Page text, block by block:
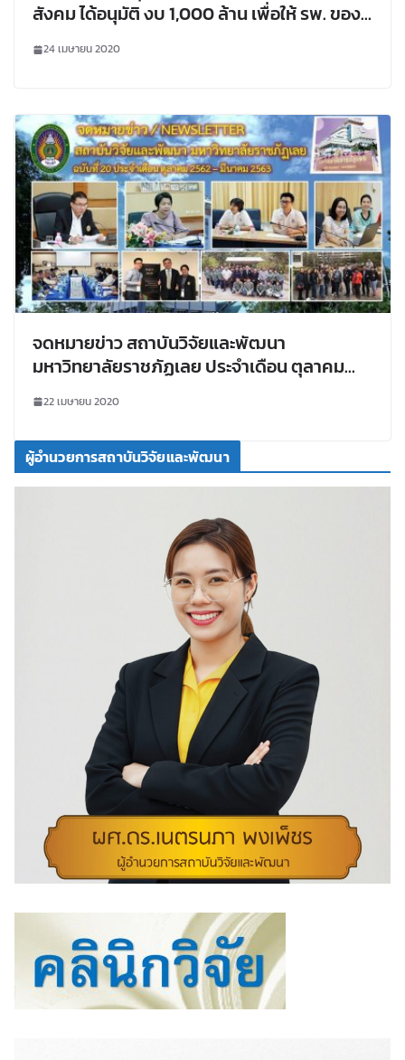
สังคม ได้อนุมัติ งบ 1,000 ล้าน เพื่อให้ รพ. ของ
เกี่ยวข้อง ยื่นขอรับทุนเพื่อใช้ในการแก้ไขปัญหา
24 เมษายน 2020
จดหมายข่าว สถาบันวิจัยและพัฒนา
มหาวิทยาลัยราชภัฏเลย ประจำเดือน ตุลาคม
22 เมษายน 2020
ผู้อำนวยการสถาบันวิจัยและพัฒนา